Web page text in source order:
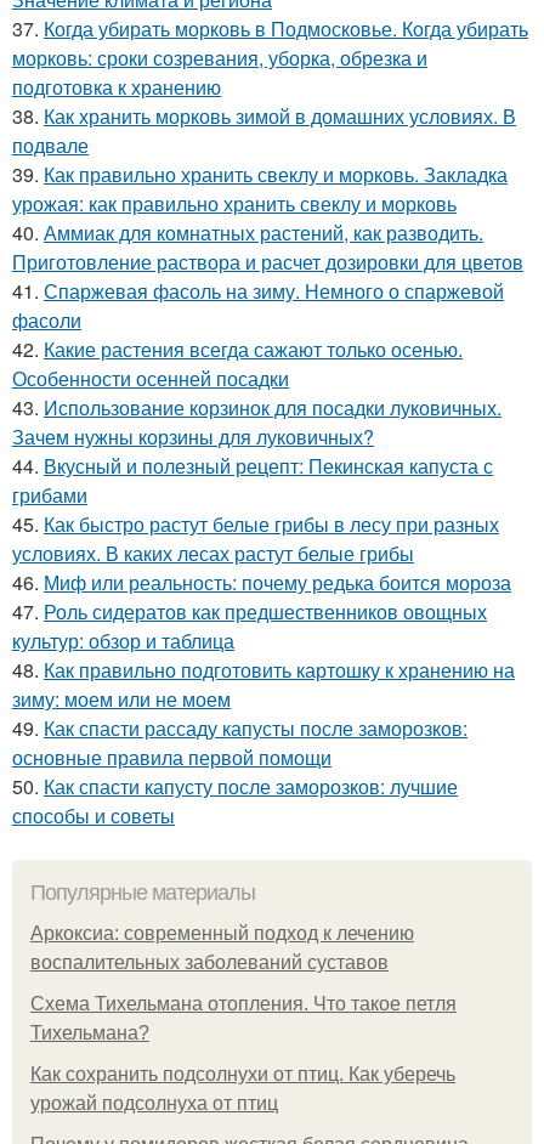
37. Когда убирать морковь в Подмосковье. Когда убирать
морковь: сроки созревания, уборка, обрезка и
подготовка к хранению
38. Как хранить морковь зимой в домашних условиях. В
подвале
39. Как правильно хранить свеклу и морковь. Закладка
урожая: как правильно хранить свеклу и морковь
40. Аммиак для комнатных растений, как разводить.
Приготовление раствора и расчет дозировки для цветов
41. Спаржевая фасоль на зиму. Немного о спаржевой
фасоли
42. Какие растения всегда сажают только осенью.
Особенности осенней посадки
43. Использование корзинок для посадки луковичных.
Зачем нужны корзины для луковичных?
44. Вкусный и полезный рецепт: Пекинская капуста с
грибами
45. Как быстро растут белые грибы в лесу при разных
условиях. В каких лесах растут белые грибы
46. Миф или реальность: почему редька боится мороза
47. Роль сидератов как предшественников овощных
культур: обзор и таблица
48. Как правильно подготовить картошку к хранению на
зиму: моем или не моем
49. Как спасти рассаду капусты после заморозков:
основные правила первой помощи
50. Как спасти капусту после заморозков: лучшие
способы и советы
Популярные материалы
Аркоксиа: современный подход к лечению
воспалительных заболеваний суставов
Схема Тихельмана отопления. Что такое петля
Тихельмана?
Как сохранить подсолнухи от птиц. Как уберечь
урожай подсолнуха от птиц